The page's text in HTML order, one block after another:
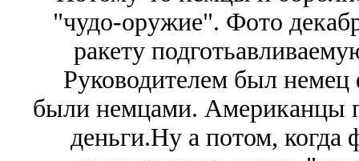
"чудо-оружие". Фото
ракету
Руководителем был
были немцами. Американцы
деньги.Ну а потом,